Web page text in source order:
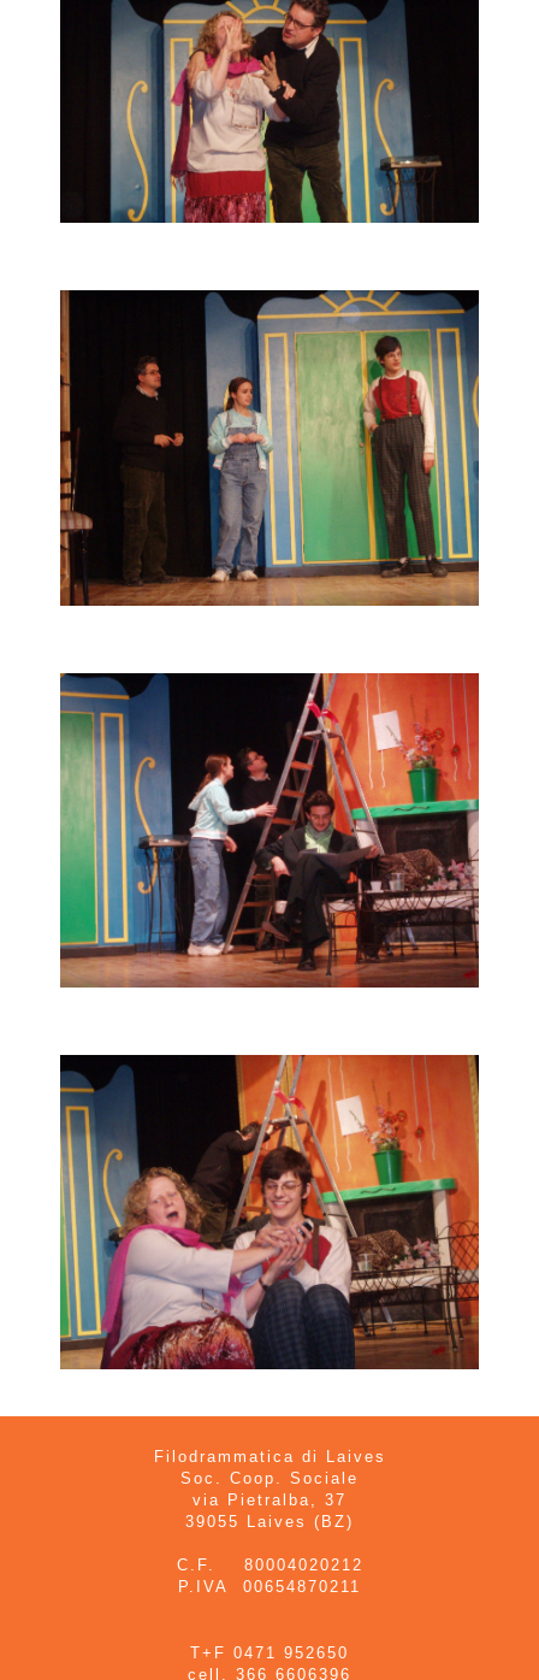
Filodrammatica di Laives
Soc. Coop. Sociale
via Pietralba, 37
39055 Laives (BZ)
C.F. 80004020212
P.IVA 00654870211
T+F 0471 952650
cell. 366 6606396